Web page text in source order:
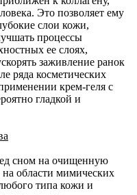
Это позволяет ему
слои кожи,
процессы
ее слоях,
заживление ранок
ряда косметических
крем-геля с
гладкой и
сном на очищенную
области мимических
типа кожи и